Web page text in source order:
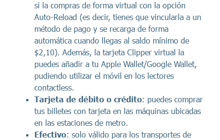
si la compras de forma virtual con la opción
Auto-Reload (es decir, tienes que vincularla a un
método de pago y se recarga de forma
automática cuando llegas al saldo mínimo de
$2,10). Además, la tarjeta Clipper virtual la
puedes añadir a tu Apple Wallet/Google Wallet,
pudiendo utilizar el móvil en los lectores
contactless.
Tarjeta de débito o crédito: puedes comprar
tus billetes con tarjeta en las máquinas ubicadas
en las estaciones de metro.
Efectivo: solo válido para los transportes de